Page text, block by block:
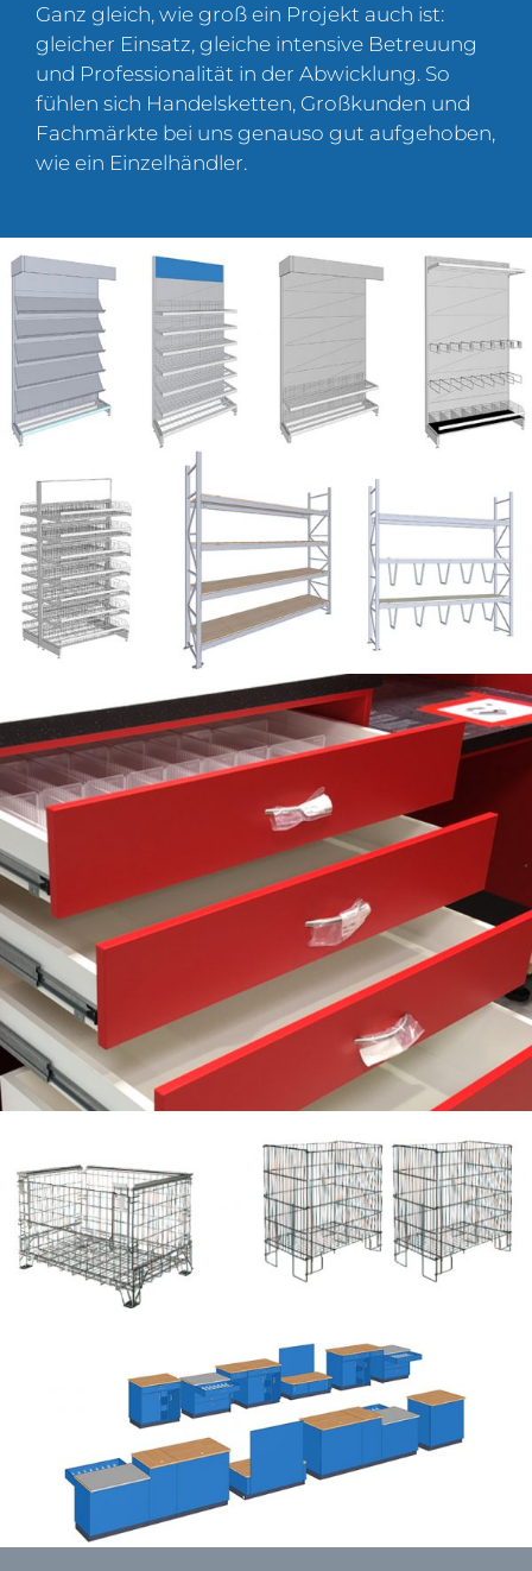
Ganz gleich, wie groß ein Projekt auch ist:
gleicher Einsatz, gleiche intensive Betreuung
und Professionalität in der Abwicklung. So
fühlen sich Handelsketten, Großkunden und
Fachmärkte bei uns genauso gut aufgehoben,
wie ein Einzelhändler.